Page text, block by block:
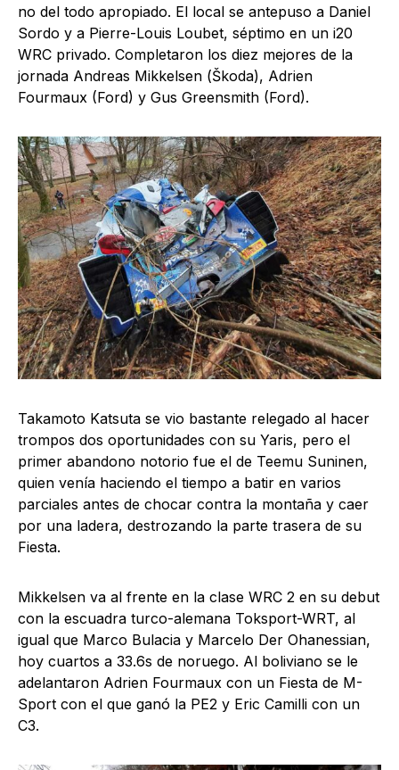
no del todo apropiado. El local se antepuso a Daniel
Sordo y a Pierre-Louis Loubet, séptimo en un i20
WRC privado. Completaron los diez mejores de la
jornada Andreas Mikkelsen (Škoda), Adrien
Fourmaux (Ford) y Gus Greensmith (Ford).
Takamoto Katsuta se vio bastante relegado al hacer
trompos dos oportunidades con su Yaris, pero el
primer abandono notorio fue el de Teemu Suninen,
quien venía haciendo el tiempo a batir en varios
parciales antes de chocar contra la montaña y caer
por una ladera, destrozando la parte trasera de su
Fiesta.
Mikkelsen va al frente en la clase WRC 2 en su debut
con la escuadra turco-alemana Toksport-WRT, al
igual que Marco Bulacia y Marcelo Der Ohanessian,
hoy cuartos a 33.6s de noruego. Al boliviano se le
adelantaron Adrien Fourmaux con un Fiesta de M-
Sport con el que ganó la PE2 y Eric Camilli con un
C3.